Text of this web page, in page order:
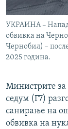
УКРАИНА – Напад
обвивка на
Чернобил) –
2025 година.
Министрите за
седум (Г7)
санирање на
обвивка на